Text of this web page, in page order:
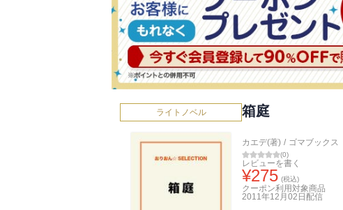
ライトノベル 箱庭
カエデ(著) / ゴマブックス
(0)
レビューを書く
¥275 (税込)
クーポン利用対象商品
2011年12月02日 配信